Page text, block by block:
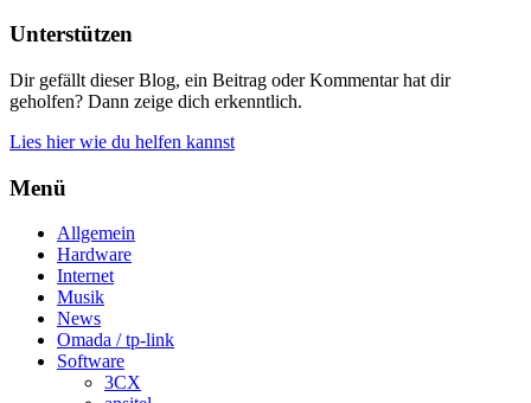
Unterstützen
Dir gefällt dieser Blog, ein Beitrag oder Kommentar hat dir
geholfen? Dann zeige dich erkenntlich.
Lies hier wie du helfen kannst
Menü
Allgemein
Hardware
Internet
Musik
News
Omada / tp-link
Software
3CX